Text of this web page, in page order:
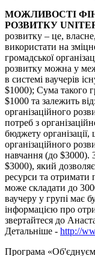
МОЖЛИВОСТІ
РОЗВИТКУ
розвитку – це,
використати на
громадської
розвитку можна у
в системі ваучерів
$1000); Сума такого
$1000 та залежить
організаційного
потреб з
бюджету
організаційного
навчання (до $3000).
$3000), який дозволяє
ресурси та отримати
може складати до
ваучеру у групі має
інформацією про
звертайтеся до
Детальніше - http://
Програма